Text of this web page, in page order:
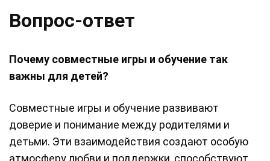
Вопрос-ответ
Почему совместные игры и обучение так
важны для детей?
Совместные игры и обучение развивают
доверие и понимание между родителями и
детьми. Эти взаимодействия создают особую